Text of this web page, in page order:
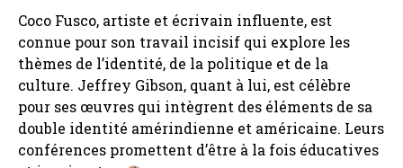
Coco Fusco, artiste et écrivain influente, est
connue pour son travail incisif qui explore les
thèmes de l’identité, de la politique et de la
culture. Jeffrey Gibson, quant à lui, est célèbre
pour ses œuvres qui intègrent des éléments de sa
double identité amérindienne et américaine. Leurs
conférences promettent d’être à la fois éducatives